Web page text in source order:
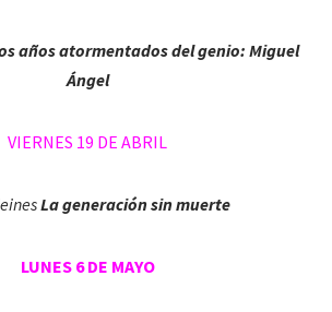
años atormentados del genio: Miguel
Ángel
VIERNES 19 DE ABRIL
La generación sin muerte
LUNES 6 DE MAYO